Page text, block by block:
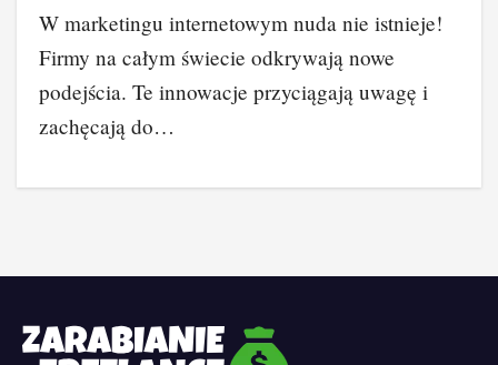
W marketingu internetowym nuda nie istnieje!
Firmy na całym świecie odkrywają nowe
podejścia. Te innowacje przyciągają uwagę i
zachęcają do…